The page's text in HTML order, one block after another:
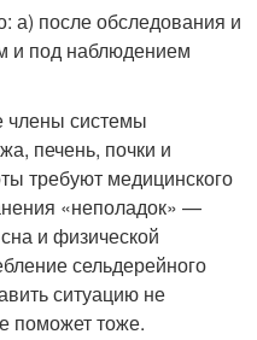
а) после обследования и
и под наблюдением
члены системы
печень, почки и
требуют медицинского
«неполадок» —
и физической
сельдерейного
ситуацию не
поможет тоже.